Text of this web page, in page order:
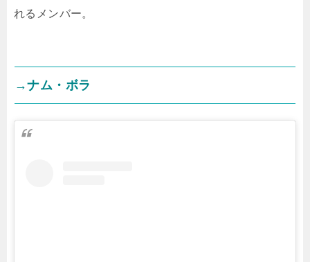
れるメンバー。
→ナム・ボラ